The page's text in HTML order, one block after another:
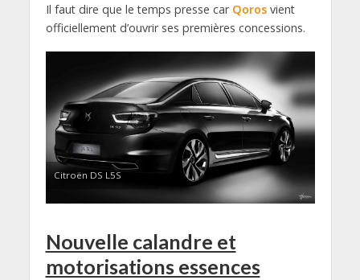
Il faut dire que le temps presse car Qorosvient
officiellement d’ouvrir ses premières concessions.
Citroën DS L5S
Nouvelle calandre et
motorisations essences